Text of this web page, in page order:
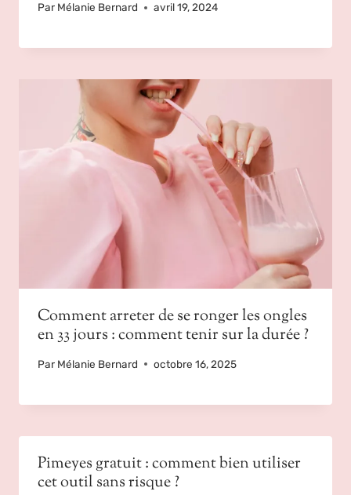
Par Mélanie Bernard avril 19, 2024
Comment arreter de se ronger les ongles
en 33 jours : comment tenir sur la durée ?
Par Mélanie Bernard octobre 16, 2025
Pimeyes gratuit : comment bien utiliser
cet outil sans risque ?